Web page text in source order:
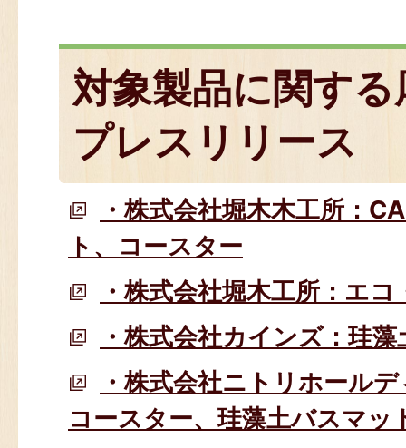
対象製品に関す
プレスリリース
・株式会社堀木木工所：
ト、コースター
・株式会社堀木工所：エ
・株式会社カインズ：珪
・株式会社ニトリホール
コースター、珪藻土バスマッ